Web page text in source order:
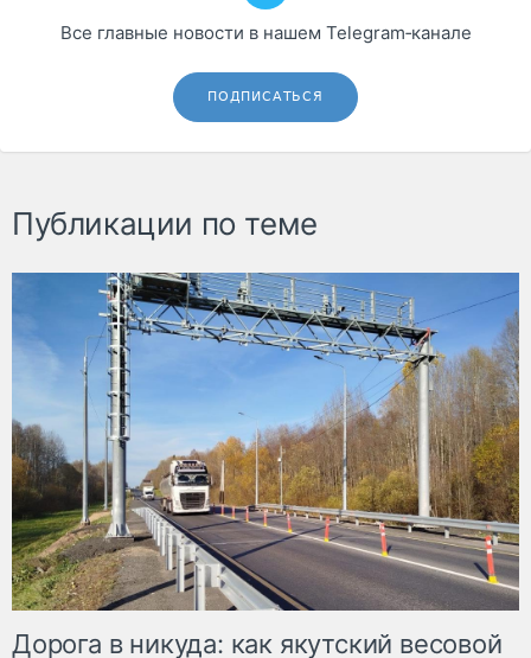
Все главные новости в нашем Telegram‑канале
ПОДПИСАТЬСЯ
Публикации по теме
Дорога в никуда: как якутский весовой